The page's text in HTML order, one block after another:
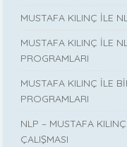
MUSTAFA KILINÇ İLE
MUSTAFA KILINÇ İLE
PROGRAMLARI
MUSTAFA KILINÇ İLE
PROGRAMLARI
NLP – MUSTAFA
ÇALIŞMASI